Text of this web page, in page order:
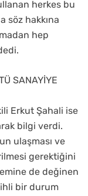
herkes bu
söz hakkına
hep
SANAYİYE
Erkut Şahali ise
bilgi verdi.
ulaşması ve
gerektiğini
de değinen
bir durum